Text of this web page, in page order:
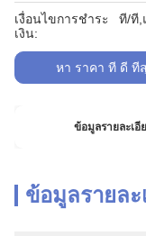
เงื่อนไขการชำระ
เงิน:
ที/ที,
หา ราคา ที่ ดี ที่
ข้อมูลรายละเอี
ข้อมูลรายละ